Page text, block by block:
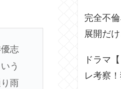
志
う
雨
完全不
展開だ
ドラマ
レ考察